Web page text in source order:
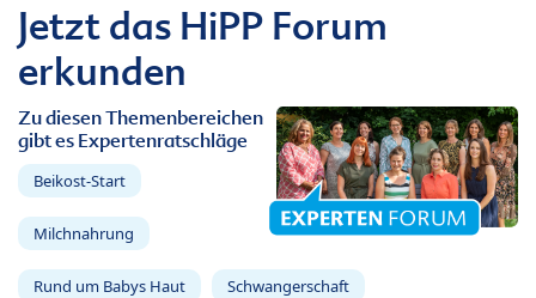
Jetzt das HiPP Forum
erkunden
Zu diesen Themenbereichen
gibt es Expertenratschläge
Beikost-Start
Milchnahrung
Rund um Babys Haut Schwangerschaft